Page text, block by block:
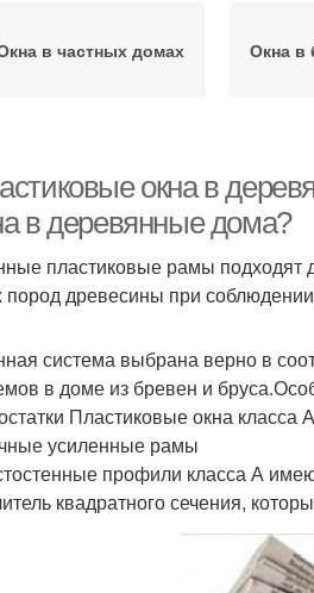
в частных домах Окна в
окна в
в деревянные дома?
пластиковые рамы подходят
пород древесины при
система выбрана верно в
в доме из бревен и
Пластиковые окна класса А
усиленные рамы
профили класса А
квадратного сечения,